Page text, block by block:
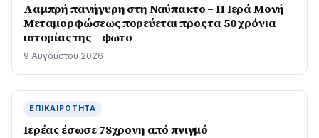
Λαμπρή πανήγυρη στη Ναύπακτο – Η Ιερά Μονή
Μεταμορφώσεως πορεύεται προς τα 50 χρόνια
ιστορίας της – φωτο
9 Αυγούστου 2026
ΕΠΙΚΑΙΡΌΤΗΤΑ
Ιερέας έσωσε 78χρονη από πνιγμό